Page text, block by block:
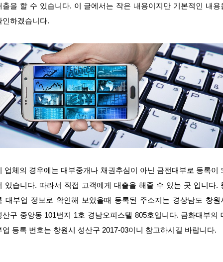
출을 할 수 있습니다. 이 글에서는 작은 내용이지만 기본적인 내용
인하겠습니다.
업체의 경우에는 대부중개나 채권추심이 아닌 금전대부로 등록이
있습니다. 따라서 직접 고객에게 대출을 해줄 수 있는 곳 입니다.
대부업 정보로 확인해 보았을때 등록된 주소지는 경상남도 창원
산구 중앙동 101번지 1호 경남오피스텔 805호입니다. 금화대부의
업 등록 번호는 창원시 성산구 2017-03이니 참고하시길 바랍니다.